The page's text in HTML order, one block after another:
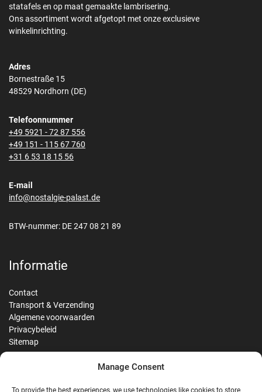
Manage Consent
To provide the best experiences, we use technologies like cookies to store
statafels en op maat gemaakte lambrisering.
Ons assortiment wordt afgetopt met onze exclusieve
winkelinrichting.
Adres
Bornestraße 15
48529 Nordhorn (DE)
Telefoonnummer
+49 5921 - 72 87 556
+49 151 - 115 67 760
+31 6 53 18 15 56
E-mail
info@nostalgie-palast.de
BTW-nummer: DE 247 08 21 89
Informatie
Contact
Transport & Verzending
Algemene voorwaarden
Privacybeleid
Sitemap